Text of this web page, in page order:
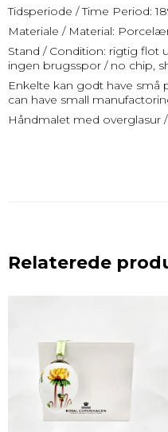
Tidsperiode / Time Period:
Materiale / Material:
Stand / Condition: rigtig flot
ingen brugsspor / no chip,
Enkelte kan godt have små
can have small
Håndmalet med overglasur
Relaterede